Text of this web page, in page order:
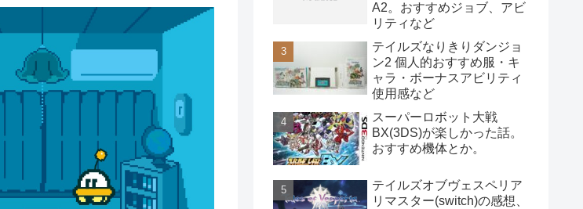
A2。おすすめジョブ、アビ
リティなど
テイルズなりきりダンジョ
ン2 個人的おすすめ服・キ
ャラ・ボーナスアビリティ
使用感など
スーパーロボット大戦
BX(3DS)が楽しかった話。
おすすめ機体とか。
テイルズオブヴェスペリア
リマスター(switch)の感想、